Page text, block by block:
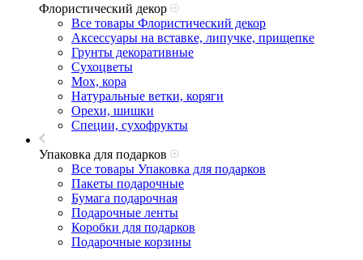
Флористический декор
Все товары Флористический декор
Аксессуары на вставке, липучке, прищепке
Грунты декоративные
Сухоцветы
Мох, кора
Натуральные ветки, коряги
Орехи, шишки
Специи, сухофрукты
Упаковка для подарков
Все товары Упаковка для подарков
Пакеты подарочные
Бумага подарочная
Подарочные ленты
Коробки для подарков
Подарочные корзины